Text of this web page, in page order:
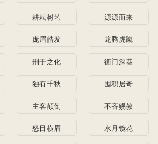
耕耘树艺 源源而来
庞眉皓发 龙腾虎蹴
刑于之化 衡门深巷
独有千秋 囤积居奇
主客颠倒 不吝赐教
怒目横眉 水月镜花